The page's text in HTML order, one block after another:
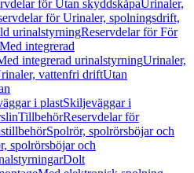
för Utan skyddskåpaUrinaler,
för Urinaler, spolningsdrift,
urinalstyrningReservdelar för För
Med integrerad
integrerad urinalstyrningUrinaler,
vattenfri driftUtan
i plastSkiljeväggar i
TillbehörReservdelar för
Spolrör, spolrörsböjar och
spolrörsböjar och
Dolt